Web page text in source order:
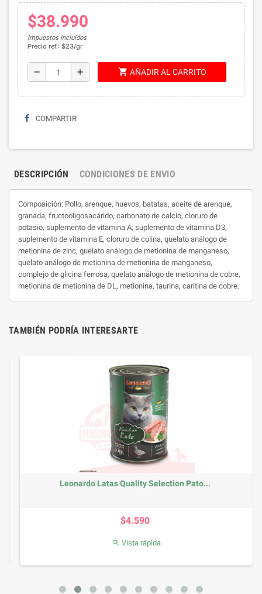
$38.990
Impuestos incluidos
Precio ref.: $23/gr
remove add shopping_cart AÑADIR AL CARRITO
COMPARTIR
DESCRIPCIÓN CONDICIONES DE ENVIO
Composición: Pollo, arenque, huevos, batatas, aceite de arenque,
granada, fructooligosacárido, carbonato de calcio, cloruro de
potasio, suplemento de vitamina A, suplemento de vitamina D3,
suplemento de vitamina E, cloruro de colina, quelato análogo de
metionina de zinc, quelato análogo de metionina de manganeso,
quelato análogo de metionina de metionina de manganeso,
complejo de glicina ferrosa, quelato análogo de metionina de cobre,
metionina de metionina de DL, metionina, taurina, caritina de cobre.
TAMBIÉN PODRÍA INTERESARTE
Leonardo Latas Quality Selection Pato...
$4.590
Vista rápida